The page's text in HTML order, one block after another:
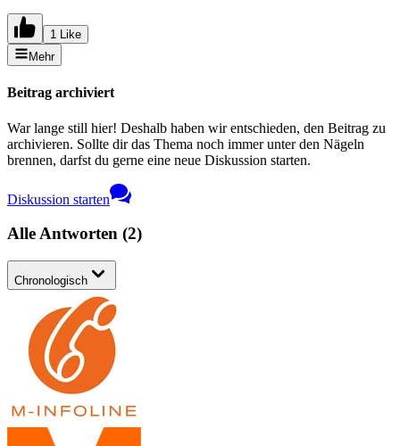
1 Like
Mehr
Beitrag archiviert
War lange still hier! Deshalb haben wir entschieden, den Beitrag zu
archivieren. Sollte dir das Thema noch immer unter den Nägeln
brennen, darfst du gerne eine neue Diskussion starten.
Diskussion starten
Alle Antworten (2)
Chronologisch